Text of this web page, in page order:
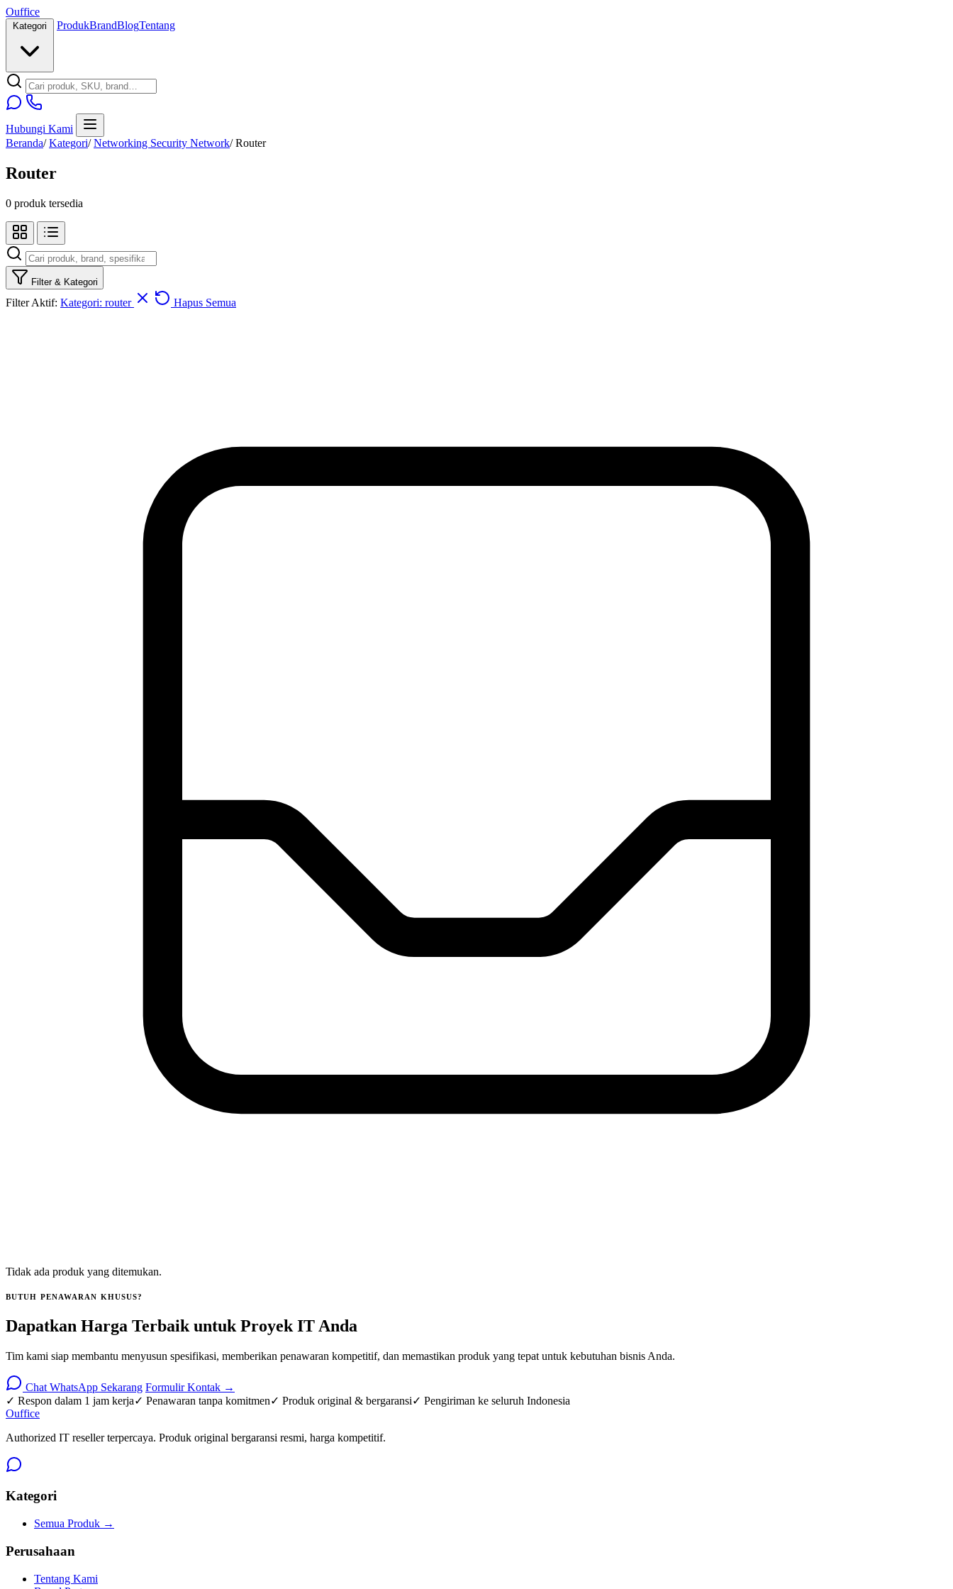
Ouffice
ProdukBrandBlogTentang
Hubungi Kami
Beranda/ Kategori/ Networking Security Network/ Router
Router
0 produk tersedia
Filter & Kategori
Filter Aktif: Kategori: router Hapus Semua
Tidak ada produk yang ditemukan.
BUTUH PENAWARAN KHUSUS?
Dapatkan Harga Terbaik untuk Proyek IT Anda
Tim kami siap membantu menyusun spesifikasi, memberikan penawaran kompetitif, dan memastikan produk yang tepat untuk kebutuhan bisnis Anda.
Chat WhatsApp Sekarang Formulir Kontak →
✓ Respon dalam 1 jam kerja✓ Penawaran tanpa komitmen✓ Produk original & bergaransi✓ Pengiriman ke seluruh Indonesia
Ouffice
Authorized IT reseller terpercaya. Produk original bergaransi resmi, harga kompetitif.
Kategori
Semua Produk →
Perusahaan
Tentang Kami